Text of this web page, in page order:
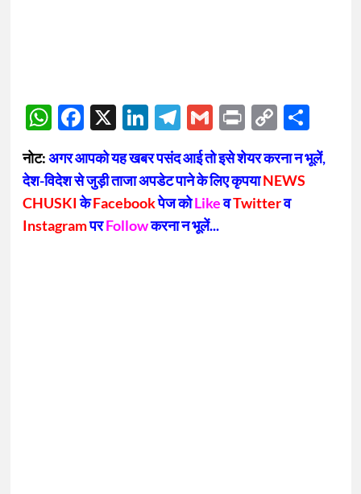
WhatsApp
Facebook
X LinkedIn
Telegram
Gmail
Print
Copy
Link
नोट:अगर आपको यह खबर पसंद आई तो इसे शेयर करना न भूलें,
देश-विदेश से जुड़ी ताजा अपडेट पाने के लिए कृपयाNEWS
CHUSKIकेFacebookपेज कोLikeवTwitterव
InstagramपरFollowकरना न भूलें...